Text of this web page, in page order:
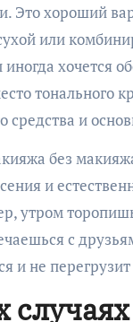
Это хороший
или
иногда хочется
тонального
и
без
и
утром
с
и не
случаях